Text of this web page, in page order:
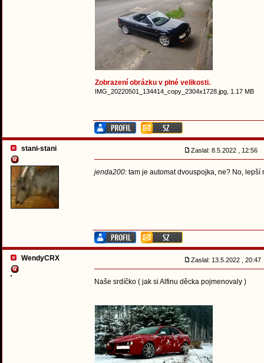
Zobrazení obrázku v plné velikosti.
IMG_20220501_134414_copy_2304x1728.jpg, 1.17 MB
stani-stani Zaslal: 8.5.2022 , 12:56
jenda200: tam je automat dvouspojka, ne? No,
WendyCRX Zaslal: 13.5.2022 , 20:47
Naše srdíčko ( jak si Alfinu děcka pojmenovaly )